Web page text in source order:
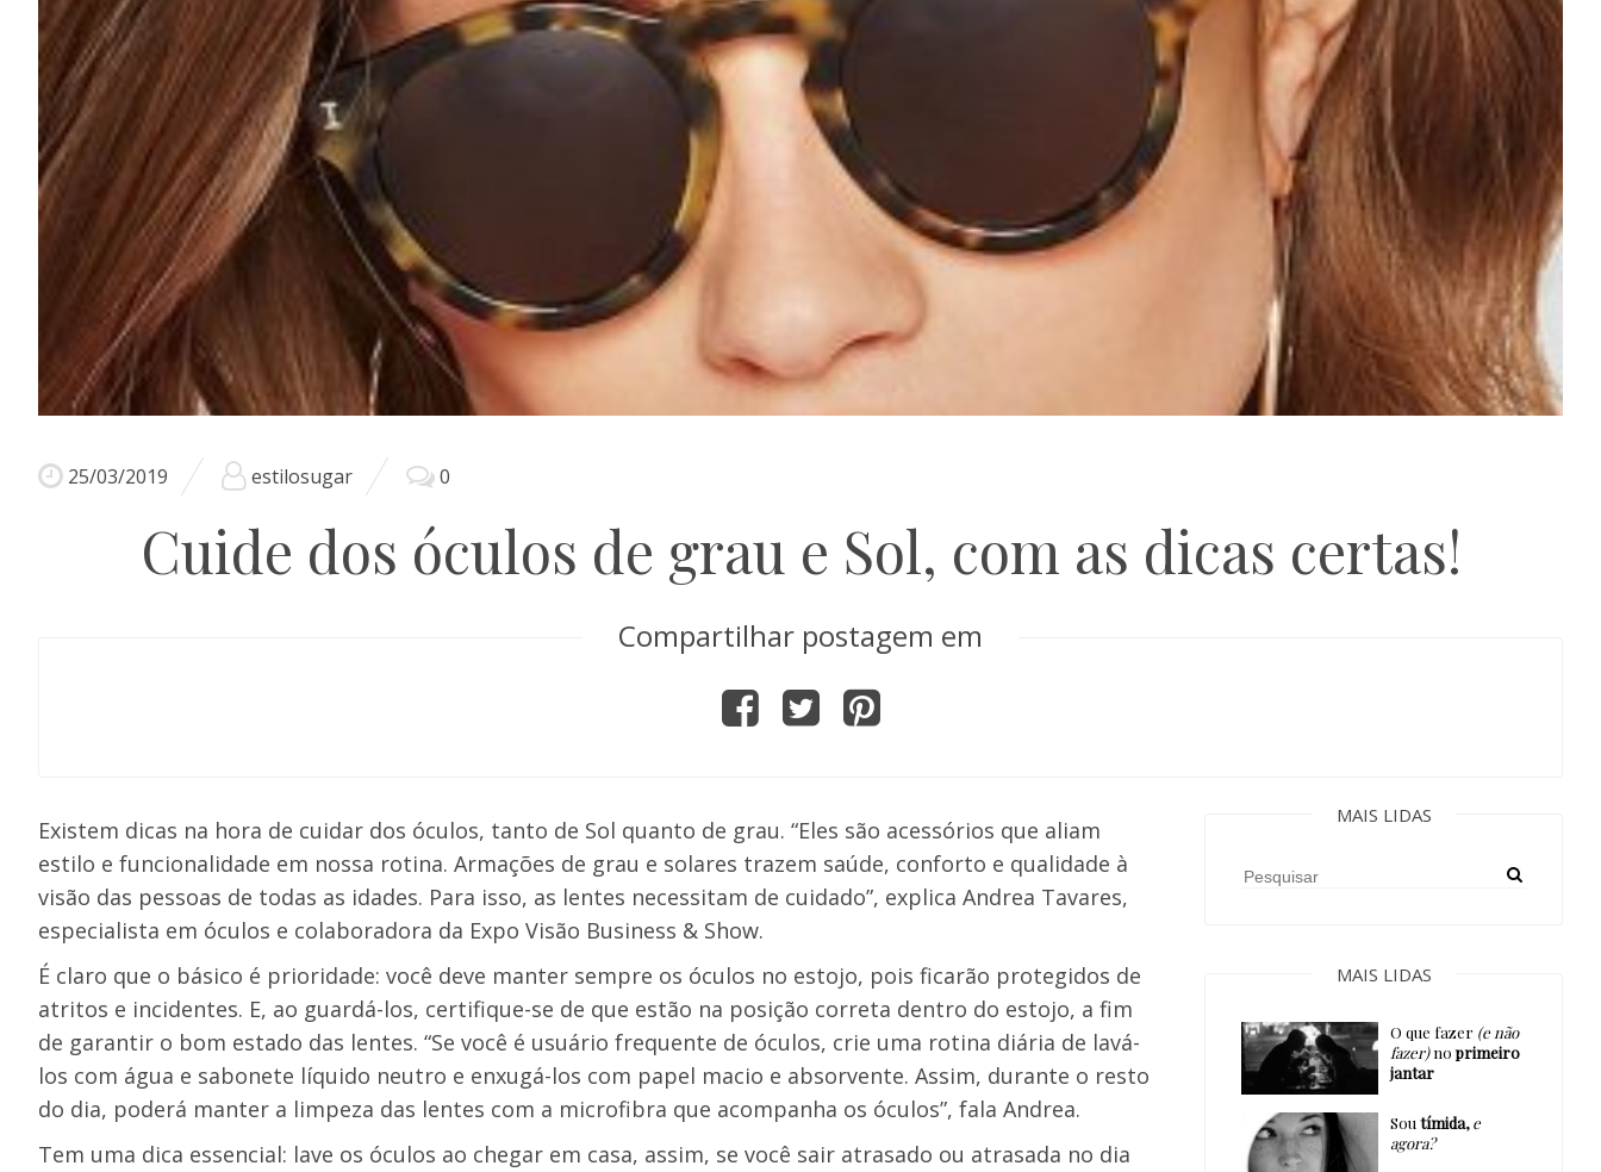
25/03/2019 estilosugar 0
Cuide dos óculos de grau e Sol, com as dicas certas!
Compartilhar postagem em
Existem dicas na hora de cuidar dos óculos, tanto de Sol quanto de grau. “Eles são acessórios que aliam
estilo e funcionalidade em nossa rotina. Armações de grau e solares trazem saúde, conforto e qualidade à
visão das pessoas de todas as idades. Para isso, as lentes necessitam de cuidado”, explica Andrea Tavares,
especialista em óculos e colaboradora da Expo Visão Business & Show.
É claro que o básico é prioridade: você deve manter sempre os óculos no estojo, pois ficarão protegidos de
atritos e incidentes. E, ao guardá-los, certifique-se de que estão na posição correta dentro do estojo, a fim
de garantir o bom estado das lentes. “Se você é usuário frequente de óculos, crie uma rotina diária de lavá-
los com água e sabonete líquido neutro e enxugá-los com papel macio e absorvente. Assim, durante o resto
do dia, poderá manter a limpeza das lentes com a microfibra que acompanha os óculos”, fala Andrea.
Tem uma dica essencial: lave os óculos ao chegar em casa, assim, se você sair atrasado ou atrasada no dia
MAIS LIDAS
MAIS LIDAS
O que fazer (e não
fazer)noprimeiro
jantar
Sou tímida, e
agora?